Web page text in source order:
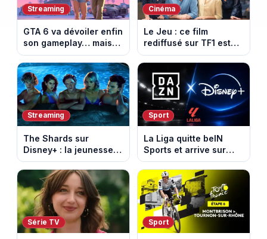
Streaming
GTA 6 va dévoiler enfin
son gameplay… mais
d’abord sur Netflix
Cinéma
Le Jeu : ce film
rediffusé sur TF1 est
adapté d’un succès
italien devenu un
phénomène mondial
Streaming
The Shards sur
Disney+ : la jeunesse
dorée de Los Angeles
face à un tueur dans
les années 80
Sport
La Liga quitte beIN
Sports et arrive sur
DAZN et Disney+ en
France
Série TV Sport